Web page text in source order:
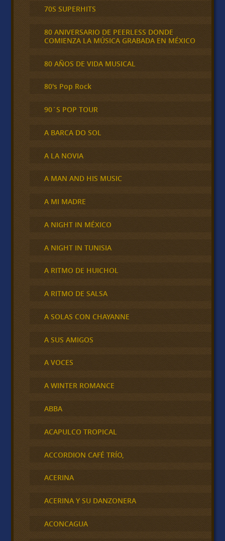
70S SUPERHITS
80 ANIVERSARIO DE PEERLESS DONDE
COMIENZA LA MÚSICA GRABADA EN MÉXICO
80 AÑOS DE VIDA MUSICAL
80's Pop Rock
90´S POP TOUR
A BARCA DO SOL
A LA NOVIA
A MAN AND HIS MUSIC
A MI MADRE
A NIGHT IN MÉXICO
A NIGHT IN TUNISIA
A RITMO DE HUICHOL
A RITMO DE SALSA
A SOLAS CON CHAYANNE
A SUS AMIGOS
A VOCES
A WINTER ROMANCE
ABBA
ACAPULCO TROPICAL
ACCORDION CAFÉ TRÍO,
ACERINA
ACERINA Y SU DANZONERA
ACONCAGUA